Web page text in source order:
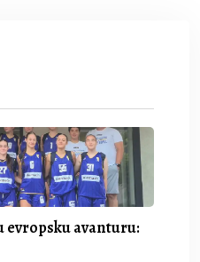
evropsku avanturu: